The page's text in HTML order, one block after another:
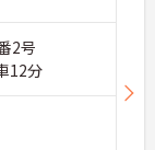
2号
12分